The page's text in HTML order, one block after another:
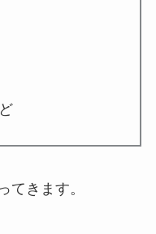
てきます。